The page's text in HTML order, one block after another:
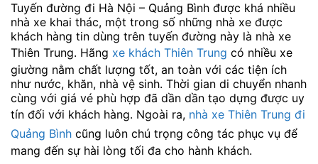
Tuyến đường đi Hà Nội – Quảng Bình được khá nhiều
nhà xe khai thác, một trong số những nhà xe được
khách hàng tin dùng trên tuyến đường này là nhà xe
Thiên Trung. Hãng xe khách Thiên Trung có nhiều xe
giường nằm chất lượng tốt, an toàn với các tiện ích
như nước, khăn, nhà vệ sinh. Thời gian di chuyển nhanh
cùng với giá vé phù hợp đã dần dần tạo dựng được uy
tín đối với khách hàng. Ngoài ra, nhà xe Thiên Trung đi
Quảng Bình cũng luôn chú trọng công tác phục vụ để
mang đến sự hài lòng tối đa cho hành khách.